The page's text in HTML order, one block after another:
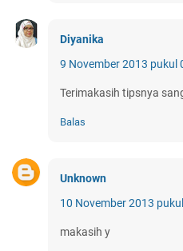
Diyanika
9 November 2013 pukul
Terimakasih tipsnya
Balas
Unknown
10 November 2013
makasih y